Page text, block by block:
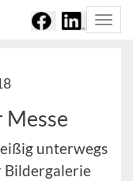
Messe
unterwegs
Bildergalerie